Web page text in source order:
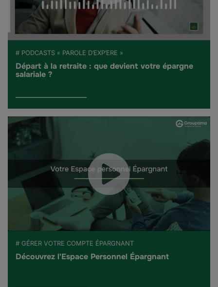
# PODCASTS « PAROLE D’EXP’ERE »
Départ à la retraite : que devient votre épargne
salariale ?
# GÉRER VOTRE COMPTE ÉPARGNANT
Découvrez l'Espace Personnel Épargnant